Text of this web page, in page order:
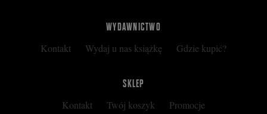
WYDAWNICTWO
Kontakt Wydaj u nas książkę Gdzie kupić?
SKLEP
Kontakt Twój koszyk Promocje